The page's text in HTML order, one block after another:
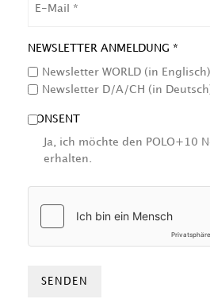
NEWSLETTER ANMELDUNG *
Newsletter WORLD (in Englisch)
Newsletter D/A/CH (in
CONSENT
Ja, ich möchte den POLO+10
erhalten.